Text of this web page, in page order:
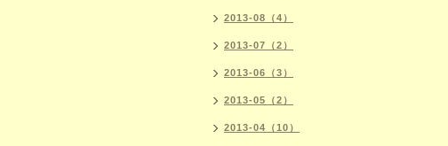
2013-08（4）
2013-07（2）
2013-06（3）
2013-05（2）
2013-04（10）